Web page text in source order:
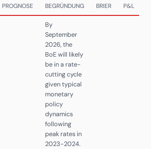
PROGNOSE BEGRÜNDUNG BRIER P&L
By
September
2026, the
BoE will likely
be in a rate-
cutting cycle
given typical
monetary
policy
dynamics
following
peak rates in
2023-2024.